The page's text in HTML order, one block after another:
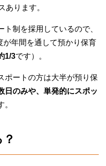
あります。
制を採用しているので、
が年間を通して預かり保育
1/3です）。
ポートの方は大半が預り保
日のみや、単発的にスポッ